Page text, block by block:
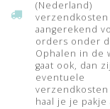
(Nederland)
verzendkosten
aangerekend
orders onder
Ophalen in de
gaat ook, dan
eventuele
verzendkosten
haal je je pakje